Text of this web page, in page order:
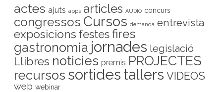
actes ajuts apps articles AUDIO concurs
congressos Cursos demanda entrevista
exposicions festesfires
gastronomia jornades legislació
Llibres noticies premis PROJECTES
recursos sortides tallers VIDEOS
web webinar